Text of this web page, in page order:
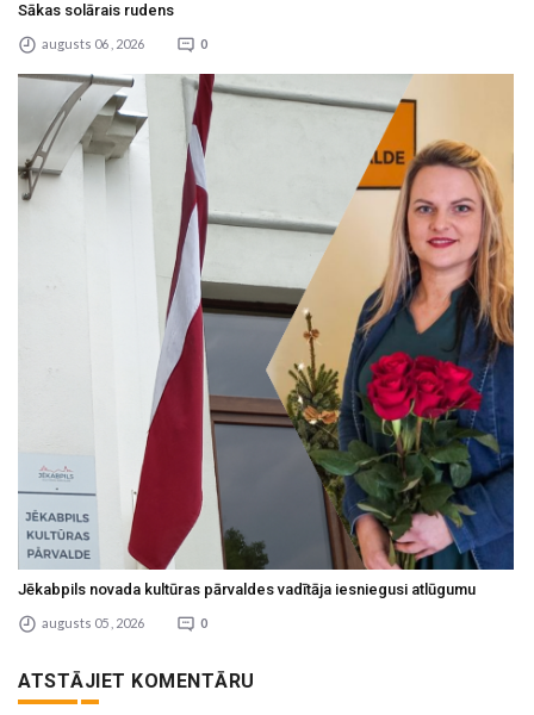
Sākas solārais rudens
augusts 06 , 2026 0
Jēkabpils novada kultūras pārvaldes vadītāja iesniegusi atlūgumu
augusts 05 , 2026 0
ATSTĀJIET KOMENTĀRU